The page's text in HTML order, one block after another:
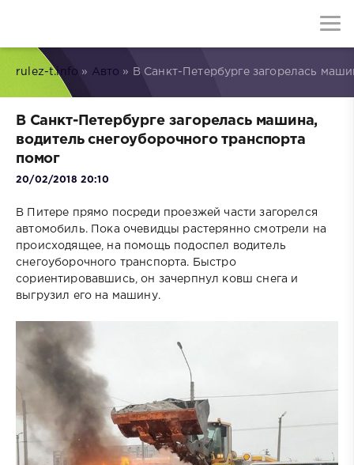
rulez-t.info » Авто » В Санкт-Петербурге загорелась
В Санкт-Петербурге загорелась машина,
водитель снегоуборочного транспорта
помог
20/02/2018 20:10
В Питере прямо посреди проезжей части загорелся
автомобиль. Пока очевидцы растерянно смотрели на
происходящее, на помощь подоспел водитель
снегоуборочного транспорта. Быстро
сориентировавшись, он зачерпнул ковш снега и
выгрузил его на машину.